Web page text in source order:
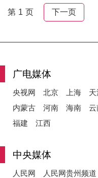
第 1 页 下一页
广电媒体
央视网 北京 上海
内蒙古
河南 海南 云
福建
江西
中央媒体
人民网 人民网贵州频道